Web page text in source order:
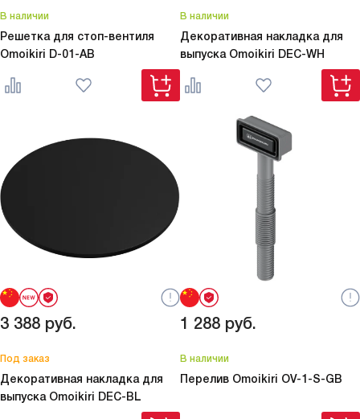
В наличии
Решетка для стоп-вентиля
Omoikiri D-01-AB
В наличии
Декоративная накладка для
выпуска Omoikiri DEC-WH
3 388 руб.
Под заказ
Декоративная накладка для
выпуска Omoikiri DEC-BL
1 288 руб.
В наличии
Перелив Omoikiri OV-1-S-GB